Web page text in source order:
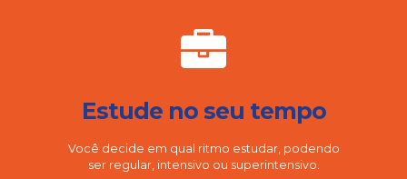
Estude no seu tempo
Você decide em qual ritmo estudar, podendo
ser regular, intensivo ou superintensivo.